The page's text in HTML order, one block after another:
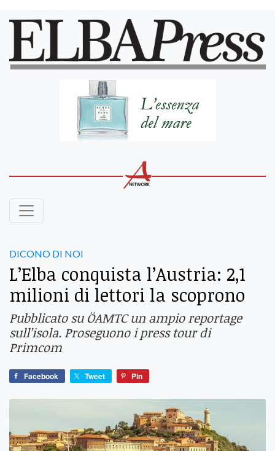
DICONO DI NOI
L’Elba conquista l’Austria: 2,1
milioni di lettori la scoprono
Pubblicato su ÖAMTC un ampio reportage
sull’isola. Proseguono i press tour di
Primcom
Facebook Tweet Pin